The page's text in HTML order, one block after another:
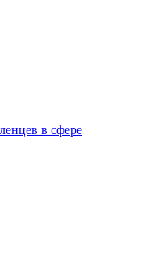
в сфере